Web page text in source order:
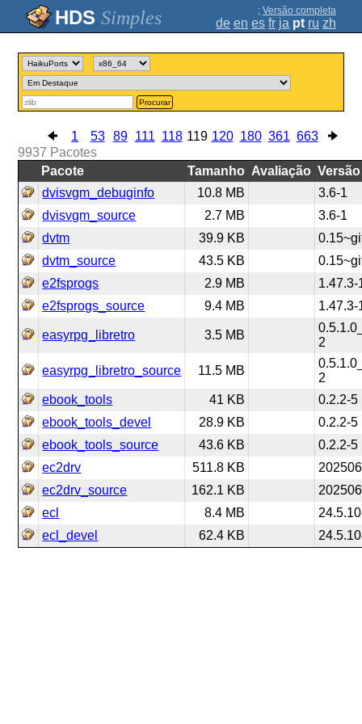
Simples ; Versão completa
de en es fr ja pt ru zh
Procurar
1 53 89 111 118 119 120 180 361 663
9937 Pacotes
Pacote
Tamanho Avaliação Versão
dvisvgm_debuginfo
10.8 MB
3.6-1
dvisvgm_source
2.7 MB
3.6-1
dvtm
39.9 KB
dvtm_source
43.5 KB
e2fsprogs
2.9 MB
1.47.3-
e2fsprogs_source
9.4 MB 1.47.3-
easyrpg_libretro 3.5 MB
2
easyrpg_libretro_source 11.5 MB
2
ebook_tools
41 KB
0.2.2-5
ebook_tools_devel
28.9 KB
0.2.2-5
ebook_tools_source
43.6 KB
0.2.2-5
ec2drv
511.8 KB
ec2drv_source
162.1 KB
ecl
8.4 MB
ecl_devel
62.4 KB